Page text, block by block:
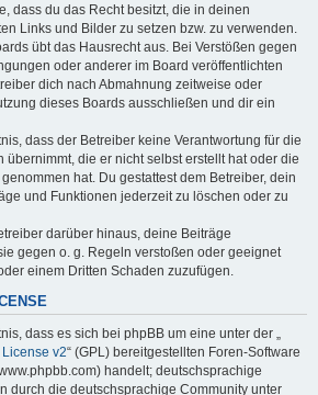
dass du das Recht besitzt, die in deinen
Links und Bilder zu setzen bzw. zu verwenden.
übt das Hausrecht aus. Bei Verstößen gegen
oder anderer im Board veröffentlichten
dich nach Abmahnung zeitweise oder
dieses Boards ausschließen und dir ein
dass der Betreiber keine Verantwortung für die
übernimmt, die er nicht selbst erstellt hat oder die
hat. Du gestattest dem Betreiber, dein
und Funktionen jederzeit zu löschen oder zu
darüber hinaus, deine Beiträge
gegen o. g. Regeln verstoßen oder geeignet
einem Dritten Schaden zuzufügen.
dass es sich bei phpBB um eine unter der „
v2“ (GPL) bereitgestellten Foren-Software
handelt; deutschsprachige
durch die deutschsprachige Community unter